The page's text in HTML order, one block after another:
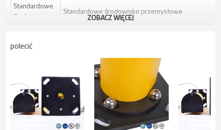
Standardowe
Opakowanie
Standardowe środowisko przemysłowe
Sprawdź
dokładność
48 mm
Liczba belek
30
ZOBACZ WIĘCEJ
polecić